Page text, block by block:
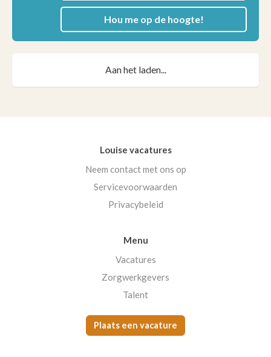
Hou me op de hoogte!
Aan het laden...
Louise vacatures
Neem contact met ons op
Servicevoorwaarden
Privacybeleid
Menu
Vacatures
Zorgwerkgevers
Talent
Plaats een vacature